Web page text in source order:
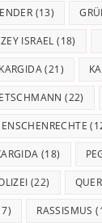
(13)
ISRAEL (18)
KARGIDA(21)
(22)
(18)
(22)
RASSISMUS